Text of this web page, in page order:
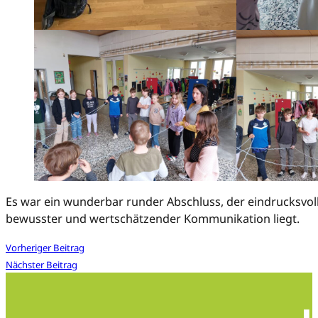
Es war ein wunderbar runder Abschluss, der
bewusster und wertschätzender Kommunikation liegt.
Vorheriger Beitrag
Nächster Beitrag